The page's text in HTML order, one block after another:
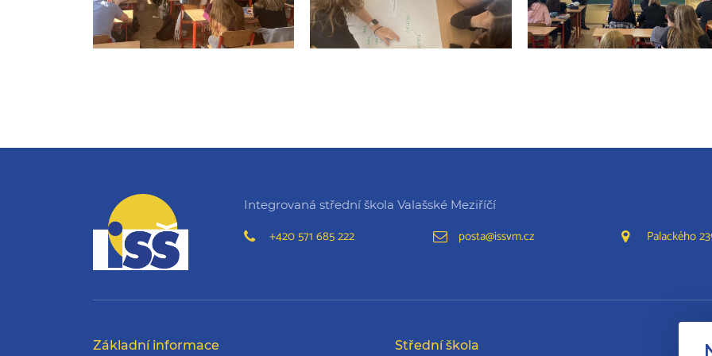
Integrovaná střední škola Valašské Meziříčí
+420 571 685 222 posta@issvm.cz Palackého
Základní informace Střední škola